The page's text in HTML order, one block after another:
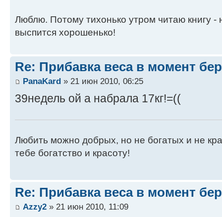
Люблю. Потому тихонько утром читаю книгу -
выспится хорошенько!
Re: Прибавка веса в момент
PanaKard » 21 июн 2010, 06:25
39недель ой а набрала 17кг!=((
Любить можно добрых, но не богатых и не
тебе богатство и красоту!
Re: Прибавка веса в момент
Azzy2 » 21 июн 2010, 11:09